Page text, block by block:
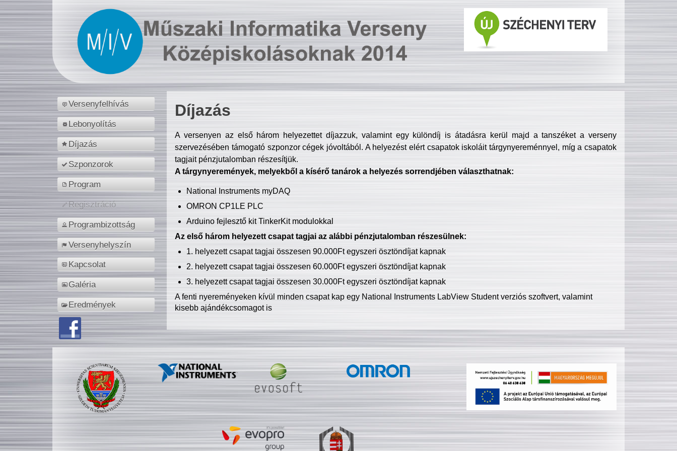
Versenyfelhívás
Lebonyolítás
Díjazás
Szponzorok
Program
Regisztráció
Programbizottság
Versenyhelyszín
Kapcsolat
Galéria
Eredmények
Díjazás
A versenyen az első három helyezettet díjazzuk, valamint egy különdíj is átadásra kerül majd a tanszéket a verseny
szervezésében támogató szponzor cégek jóvoltából. A helyezést elért csapatok iskoláit tárgynyereménnyel, míg a csapatok
tagjait pénzjutalomban részesítjük.
A tárgynyeremények, melyekből a kísérő tanárok a helyezés sorrendjében választhatnak:
National Instruments myDAQ
OMRON CP1LE PLC
Arduino fejlesztő kit TinkerKit modulokkal
Az első három helyezett csapat tagjai az alábbi pénzjutalomban részesülnek:
1. helyezett csapat tagjai összesen 90.000Ft egyszeri ösztöndíjat kapnak
2. helyezett csapat tagjai összesen 60.000Ft egyszeri ösztöndíjat kapnak
3. helyezett csapat tagjai összesen 30.000Ft egyszeri ösztöndíjat kapnak
A fenti nyereményeken kívül minden csapat kap egy National Instruments LabView Student verziós szoftvert, valamint
kisebb ajándékcsomagot is